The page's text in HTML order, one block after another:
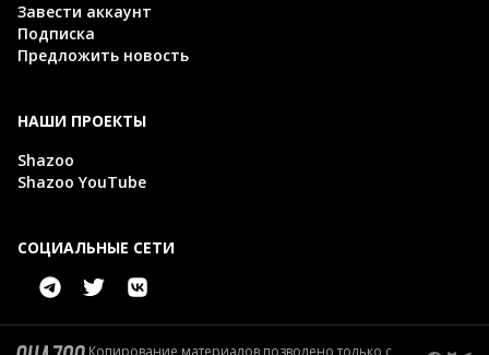
Завести аккаунт
Подписка
Предложить новость
НАШИ ПРОЕКТЫ
Shazoo
Shazoo YouTube
СОЦИАЛЬНЫЕ СЕТИ